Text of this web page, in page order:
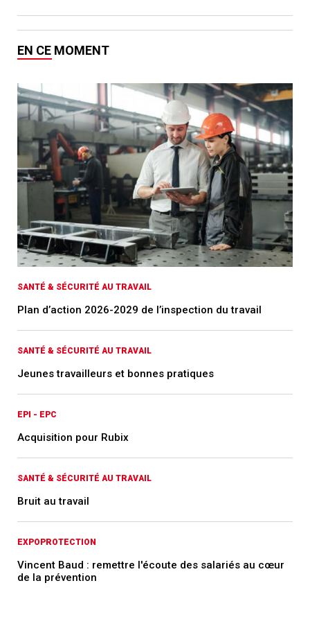
EN CE MOMENT
SANTÉ & SÉCURITÉ AU TRAVAIL
Plan d’action 2026-2029 de l’inspection du travail
SANTÉ & SÉCURITÉ AU TRAVAIL
Jeunes travailleurs et bonnes pratiques
EPI - EPC
Acquisition pour Rubix
SANTÉ & SÉCURITÉ AU TRAVAIL
Bruit au travail
EXPOPROTECTION
Vincent Baud : remettre l'écoute des salariés au cœur
de la prévention